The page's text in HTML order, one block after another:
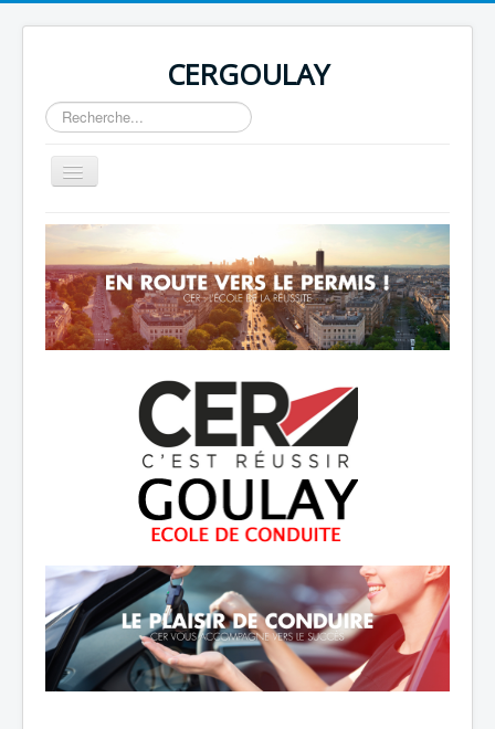
CERGOULAY
Rechercher
Basculer
la
Home
About
Author Login